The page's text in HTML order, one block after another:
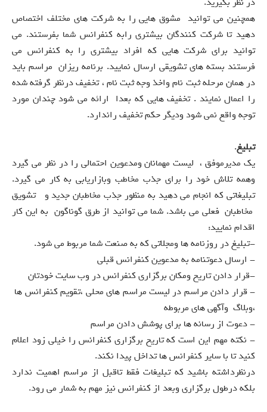
همچنین می توانید مشوق هایی را به شرکت های مختلف اختصاص
دهید تا شرکت کنندگان بیشتری رابه کنفرانس شما بفرستند. می
توانید برای شرکت هایی که افراد بیشتری را به کنفرانس می
فرستند بسته های تشویقی ارسال نمایید. برنامه ریزان مراسم باید
در همان مرحله ثبت نام واخذ وجه ثبت نام ، تخفیف درنظر گرفته شده
را اعمال نمایند . تخفیف هایی که بعدا ارائه می شود چندان مورد
توجه واقع نمی شود ودیگر حکم تخفیف راندارد.
تبلیغ.
یک مدیرموفق ، لیست مهمانان ومدعوین احتمالی را در نظر می گیرد
وهمه تلاش خود را برای جذب مخاطب وبازاریابی به کار می گیرد.
تبلیغاتی که انجام می دهید به منظور جذب مخاطبان جدید و تشویق
مخاطبان فعلی می باشد. شما می توانید از طرق گوناگون به این کار
اقدام نمایید:
-تبلیغ در روزنامه ها ومجلاتی که به صنعت شما مربوط می شود.
- ارسال دعوتنامه به مدعوین کنفرانس قبلی
-قرار دادن تاریخ ومکان برگزاری کنفرانس در وب سایت خودتان
- قرار دادن مراسم در لیست مراسم های محلی ،تقویم کنفرانس ها
،وبلاگ وآگهی های مربوطه
- دعوت از رسانه ها برای پوشش دادن مراسم
- نکته مهم این است که تاریخ برگزاری کنفرانس را خیلی زود اعلام
کنید تا با سایر کنفرانس ها تداخل پیدا نکند.
درنظرداشته باشید که تبلیغات فقط تاقبل از مراسم اهمیت ندارد
بلکه درطول برگزاری وبعد از کنفرانس نیز مهم به شمار می رود.